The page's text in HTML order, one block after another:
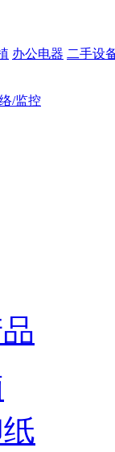
办公电器 二手设
/监控